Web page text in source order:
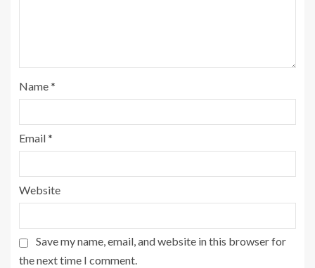
Name*
Email*
Website
Save my name, email, and website in this browser for
the next time I comment.